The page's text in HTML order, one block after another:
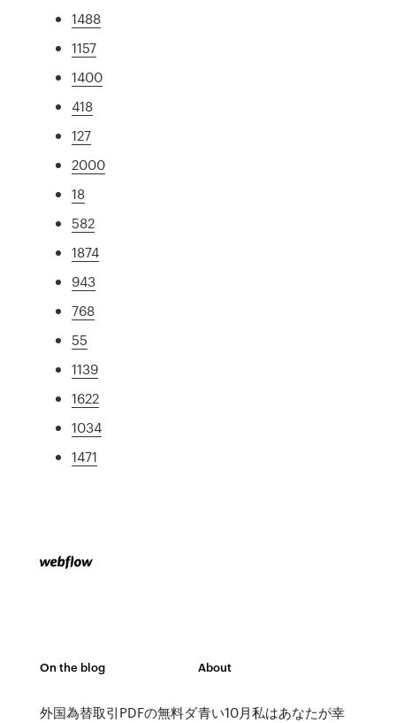
1488
1157
1400
418
127
2000
18
582
1874
943
768
55
1139
1622
1034
1471
On the blog
外国為替取引PDFの無料ダ
About
青い10月私はあなたが幸